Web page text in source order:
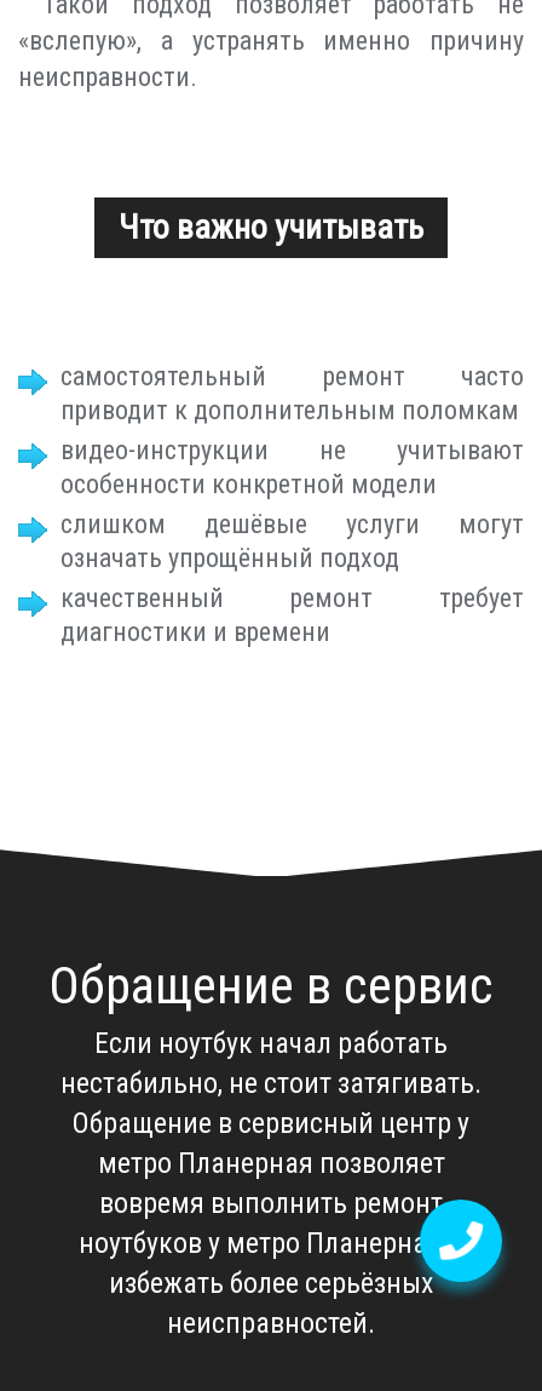
«вслепую», а устранять именно причину
неисправности.
Что важно учитывать
самостоятельный ремонт часто
приводит к дополнительным поломкам
видео-инструкции не учитывают
особенности конкретной модели
слишком дешёвые услуги могут
означать упрощённый подход
качественный ремонт требует
диагностики и времени
Обращение в сервис
Если ноутбук начал работать
нестабильно, не стоит затягивать.
Обращение в сервисный центр у
метро Планерная позволяет
вовремя выполнить ремонт
ноутбуков у метро Планернаяи
избежать более серьёзных
неисправностей.